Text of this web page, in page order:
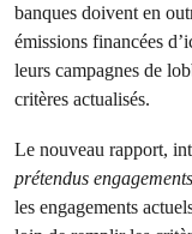
banques doivent en
émissions financées
leurs campagnes de
critères actualisés.
Le nouveau rapport,
prétendus
les engagements